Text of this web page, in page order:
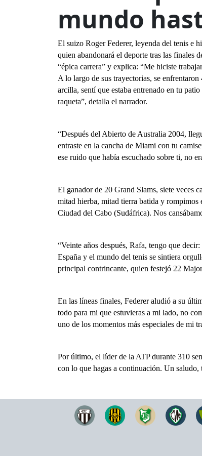
mundo
El suizo Roger Federer, leyenda del tenis e
quien abandonará el deporte tras las finales
“épica carrera” y explica: “Me hiciste
A lo largo de sus trayectorias, se
arcilla, sentí que estaba entrenado en tu
raqueta”, detalla el narrador.
“Después del Abierto de Australia 2004,
entraste en la cancha de Miami con tu
ese ruido que había escuchado sobre ti, no
El ganador de 20 Grand Slams, siete veces
mitad hierba, mitad tierra batida y rompimos
Ciudad del Cabo (Sudáfrica). Nos
“Veinte años después, Rafa, tengo que
España y el mundo del tenis se sintiera
principal contrincante, quien festejó 22
En las líneas finales, Federer aludió a su
todo para mi que estuvieras a mi lado, no
uno de los momentos más especiales de mi
Por último, el líder de la ATP durante 310
con lo que hagas a continuación. Un